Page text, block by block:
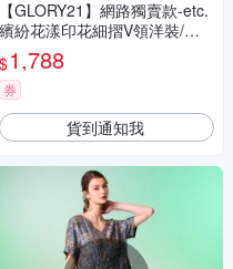
【GLORY21】網路獨賣款-etc.
繽紛花漾印花細摺V領洋裝/連
身裙-紅橘
$1,788
券
貨到通知我